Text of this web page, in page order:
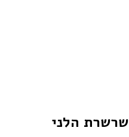
שרשרת הלני‎